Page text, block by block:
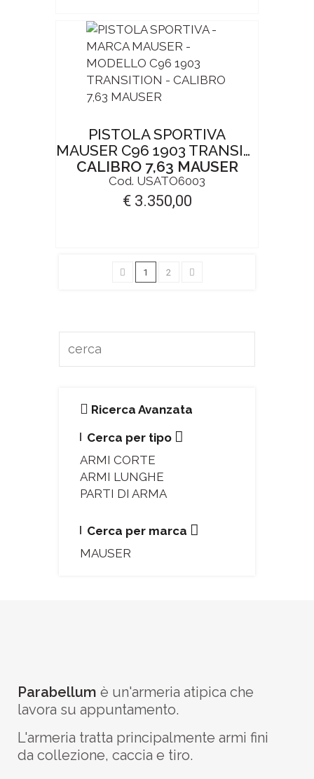
PISTOLA SPORTIVA
MAUSER C96 1903 TRANSITION
CALIBRO 7,63 MAUSER
Cod. USATO6003
€ 3.350,00
1 2
Ricerca Avanzata
Cerca per tipo
ARMI CORTE
ARMI LUNGHE
PARTI DI ARMA
Cerca per marca
MAUSER
Parabellum è un'armeria atipica che
lavora su appuntamento.
L'armeria tratta principalmente armi fini
da collezione, caccia e tiro.